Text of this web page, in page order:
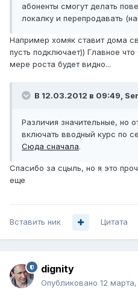
абоненты смогут делать
локалку и перепродавать
Например хомяк ставит дома
пусть подключает)) Главное
мере роста будет видно...
В 12.03.2012 в 09:49,
Различия значительные, но
включать вводный курс по
Сюда сначала.
Спасибо за сцыль, но я это
еще
Вставить ник Цитата
dignity
Опубликовано 12 марта,